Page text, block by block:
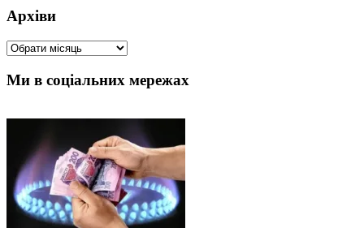
Архіви
Архіви
Ми в соціальних мережах